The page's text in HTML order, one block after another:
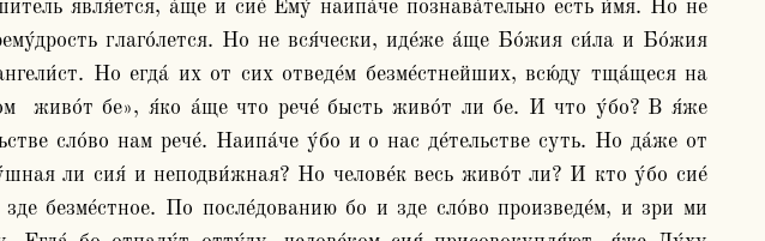
явля́ется, а́ще и сие́ Ему́ наипа́че познава́тельно есть и́мя. Но не
глаго́лется. Но не вся́чески, иде́же а́ще Бо́жия си́ла и Бо́жия
Но егда́ их от сих отведе́м безме́стнейших, всю́ду тща́щеся на
живо́т бе», я́ко а́ще что рече́ бысть живо́т ли бе. И что у́бо? B я́же
сло́во нам рече́. Наипа́че у́бо и о нас де́тельстве суть. Но да́же от
ли сия́ и неподви́жная? Но челове́к весь живо́т ли? И кто у́бо сие́
безме́стное. По после́дованию бо и зде сло́во произведе́м, и зри ми